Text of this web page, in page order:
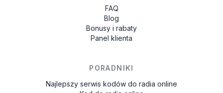
FAQ
Blog
Bonusy i rabaty
Panel klienta
PORADNIKI
Najlepszy serwis kodów do radia online